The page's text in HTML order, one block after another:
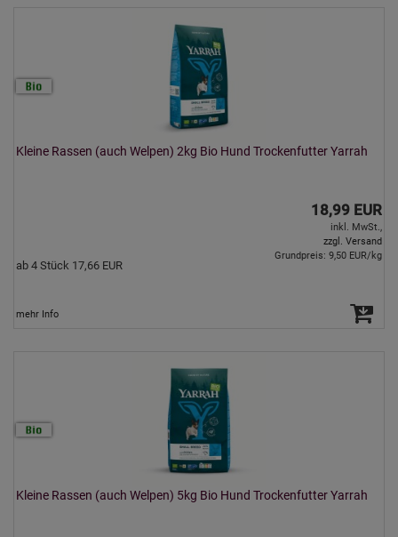
Kleine Rassen (auch Welpen) 2kg Bio Hund Trockenfutter Yarrah
18,99 EUR
inkl. MwSt.,
zzgl. Versand
ab 4 Stück 17,66 EUR
Grundpreis: 9,50 EUR/kg
mehr Info
Kleine Rassen (auch Welpen) 5kg Bio Hund Trockenfutter Yarrah